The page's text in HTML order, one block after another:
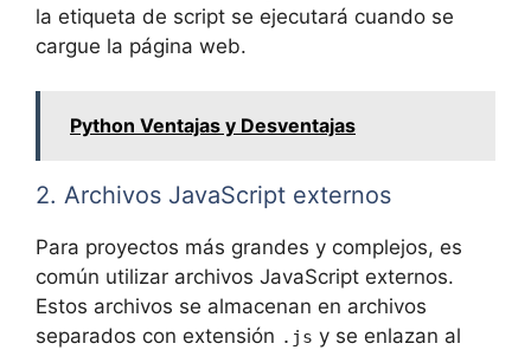
la etiqueta de script se ejecutará cuando se
cargue la página web.
Python Ventajas y Desventajas
2. Archivos JavaScript externos
Para proyectos más grandes y complejos, es
común utilizar archivos JavaScript externos.
Estos archivos se almacenan en archivos
separados con extensión .js y se enlazan al